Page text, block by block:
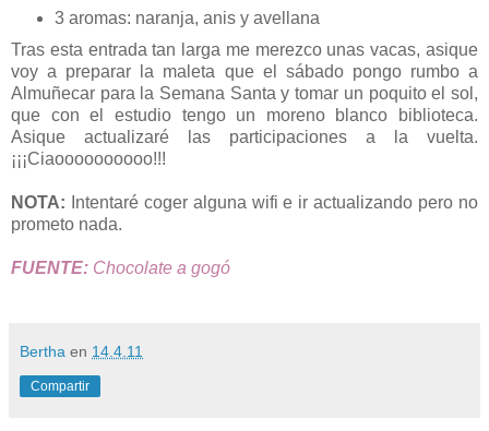
3 aromas: naranja, anis y avellana
Tras esta entrada tan larga me merezco unas vacas, asique
voy a preparar la maleta que el sábado pongo rumbo a
Almuñecar para la Semana Santa y tomar un poquito el sol,
que con el estudio tengo un moreno blanco biblioteca.
Asique actualizaré las participaciones a la vuelta.
¡¡¡Ciaoooooooooo!!!
NOTA:
Intentaré coger alguna wifi e ir actualizando pero no
prometo nada.
FUENTE: Chocolate a gogó
Bertha en 14.4.11
Compartir